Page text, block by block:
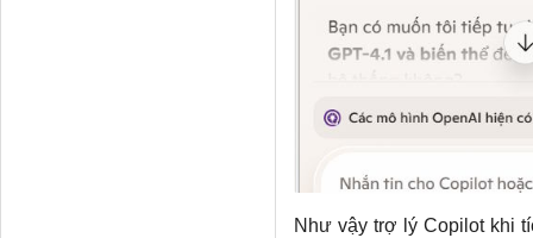
Như vậy trợ lý Copilot khi